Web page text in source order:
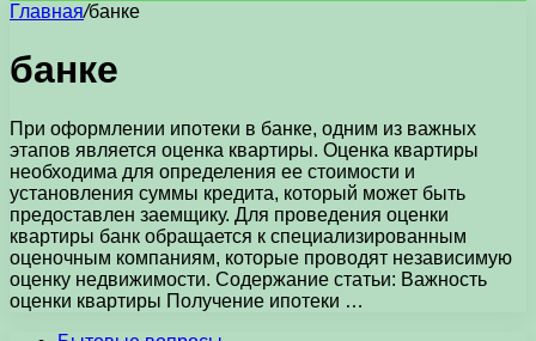
Главная/банке
банке
При оформлении ипотеки в банке, одним из важных
этапов является оценка квартиры. Оценка квартиры
необходима для определения ее стоимости и
установления суммы кредита, который может быть
предоставлен заемщику. Для проведения оценки
квартиры банк обращается к специализированным
оценочным компаниям, которые проводят независимую
оценку недвижимости. Содержание статьи: Важность
оценки квартиры Получение ипотеки …